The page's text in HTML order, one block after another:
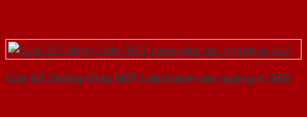
Cửa Gỗ Chống Cháy MDF Laminate van ngang-a-SGD